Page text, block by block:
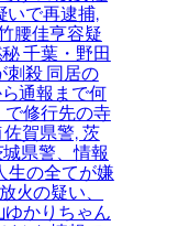
いで再逮捕,
腰佳亨容疑
千葉・野田
刺殺 同居の
通報まで何
で修行先の寺
賀県警, 茨
県警、情報
生の全てが嫌
火の疑い、
ゆかりちゃん